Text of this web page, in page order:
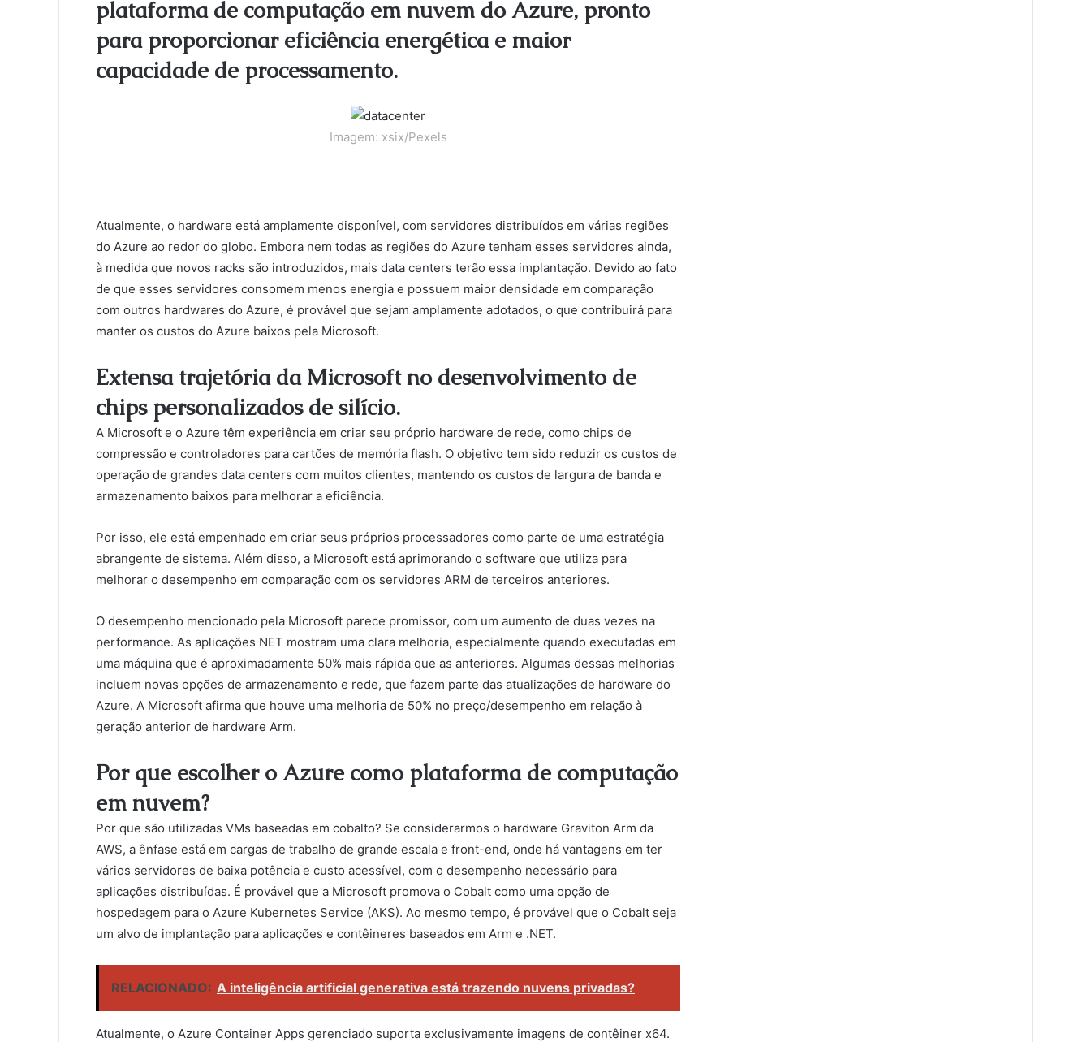
o
o
k
r
I
n
e
s
t
k
t
e
a
s
n
plataforma de computação em nuvem do Azure, pronto
para proporcionar eficiência energética e maior
capacidade de processamento.
Imagem: xsix/Pexels
Atualmente, o hardware está amplamente disponível, com servidores distribuídos em várias regiões
do Azure ao redor do globo. Embora nem todas as regiões do Azure tenham esses servidores ainda,
à medida que novos racks são introduzidos, mais data centers terão essa implantação. Devido ao fato
de que esses servidores consomem menos energia e possuem maior densidade em comparação
com outros hardwares do Azure, é provável que sejam amplamente adotados, o que contribuirá para
manter os custos do Azure baixos pela Microsoft.
Extensa trajetória da Microsoft no desenvolvimento de
chips personalizados de silício.
A Microsoft e o Azure têm experiência em criar seu próprio hardware de rede, como chips de
compressão e controladores para cartões de memória flash. O objetivo tem sido reduzir os custos de
operação de grandes data centers com muitos clientes, mantendo os custos de largura de banda e
armazenamento baixos para melhorar a eficiência.
Por isso, ele está empenhado em criar seus próprios processadores como parte de uma estratégia
abrangente de sistema. Além disso, a Microsoft está aprimorando o software que utiliza para
melhorar o desempenho em comparação com os servidores ARM de terceiros anteriores.
O desempenho mencionado pela Microsoft parece promissor, com um aumento de duas vezes na
performance. As aplicações NET mostram uma clara melhoria, especialmente quando executadas em
uma máquina que é aproximadamente 50% mais rápida que as anteriores. Algumas dessas melhorias
incluem novas opções de armazenamento e rede, que fazem parte das atualizações de hardware do
Azure. A Microsoft afirma que houve uma melhoria de 50% no preço/desempenho em relação à
geração anterior de hardware Arm.
Por que escolher o Azure como plataforma de computação
em nuvem?
Por que são utilizadas VMs baseadas em cobalto? Se considerarmos o hardware Graviton Arm da
AWS, a ênfase está em cargas de trabalho de grande escala e front-end, onde há vantagens em ter
vários servidores de baixa potência e custo acessível, com o desempenho necessário para
aplicações distribuídas. É provável que a Microsoft promova o Cobalt como uma opção de
hospedagem para o Azure Kubernetes Service (AKS). Ao mesmo tempo, é provável que o Cobalt seja
um alvo de implantação para aplicações e contêineres baseados em Arm e .NET.
RELACIONADO: A inteligência artificial generativa está trazendo nuvens privadas?
Atualmente, o Azure Container Apps gerenciado suporta exclusivamente imagens de contêiner x64.